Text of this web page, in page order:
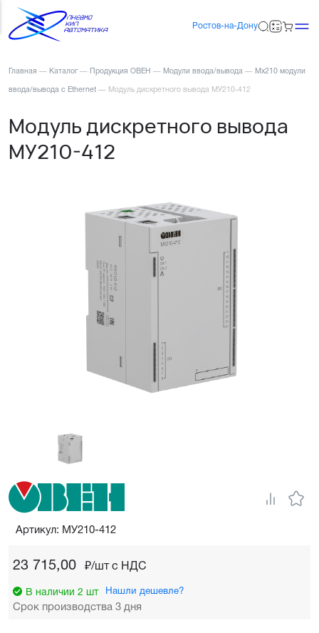
Ростов-на-Дону
Главная — Каталог — Продукция ОВЕН — Модули ввода/вывода — Мх210 модули
ввода/вывода с Ethernet — Модуль дискретного вывода МУ210-412
Модуль дискретного вывода
МУ210-412
23 715,00 ₽/шт c НДС
В наличии 2 шт Нашли дешевле?
Срок производства 3 дня
Артикул: МУ210-412